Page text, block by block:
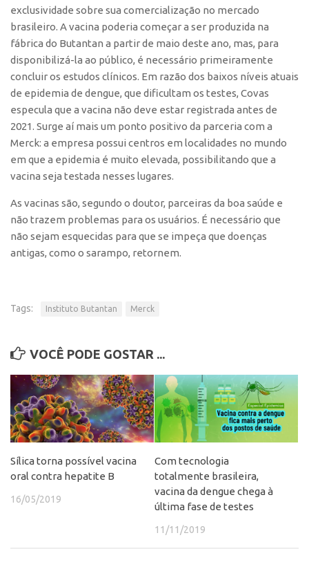
Inovação em Números
Propriedade Intelectual
Formas de Proteção
Patentes
Softwares
Cultivares
Buscar Anterioridade
Como solicitar
Portal do Inventor
Transferência de Tecnologia
Editais de TT
PD&I
Convênios
Chamamento
Parcerias PD&I
exclusividade sobre sua comercialização no mercado
brasileiro. A vacina poderia começar a ser produzida na
fábrica do Butantan a partir de maio deste ano, mas, para
disponibilizá-la ao público, é necessário primeiramente
concluir os estudos clínicos. Em razão dos baixos níveis atuais
de epidemia de dengue, que dificultam os testes, Covas
especula que a vacina não deve estar registrada antes de
2021. Surge aí mais um ponto positivo da parceria com a
Merck: a empresa possui centros em localidades no mundo
em que a epidemia é muito elevada, possibilitando que a
vacina seja testada nesses lugares.
As vacinas são, segundo o doutor, parceiras da boa saúde e
não trazem problemas para os usuários. É necessário que
não sejam esquecidas para que se impeça que doenças
antigas, como o sarampo, retornem.
Tags: Instituto Butantan Merck
VOCÊ PODE GOSTAR ...
Sílica torna possível vacina
oral contra hepatite B
16/05/2019
Com tecnologia
totalmente brasileira,
vacina da dengue chega à
última fase de testes
11/11/2019